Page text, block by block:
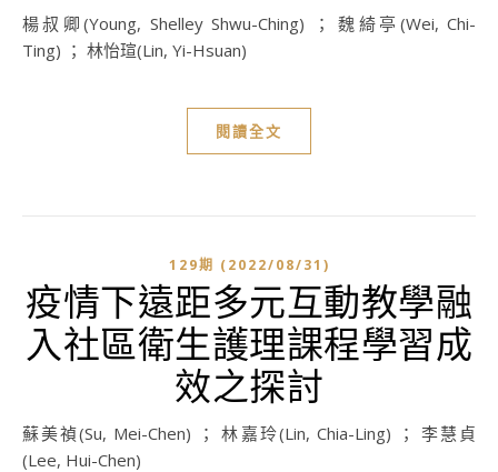
楊叔卿(Young, Shelley Shwu-Ching) ； 魏綺亭(Wei, Chi-
Ting) ； 林怡瑄(Lin, Yi-Hsuan)
閱讀全文
129期 (2022/08/31)
疫情下遠距多元互動教學融
入社區衛生護理課程學習成
效之探討
蘇美禎(Su, Mei-Chen) ； 林嘉玲(Lin, Chia-Ling) ； 李慧貞
(Lee, Hui-Chen)